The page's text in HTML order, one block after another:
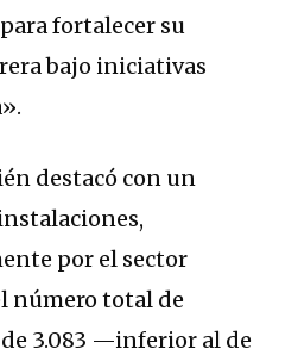
fortalecer su
bajo iniciativas
destacó con un
por el sector
número total de
3.083 —inferior al de